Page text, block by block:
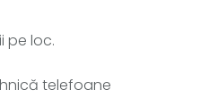
pe loc.
telefoane